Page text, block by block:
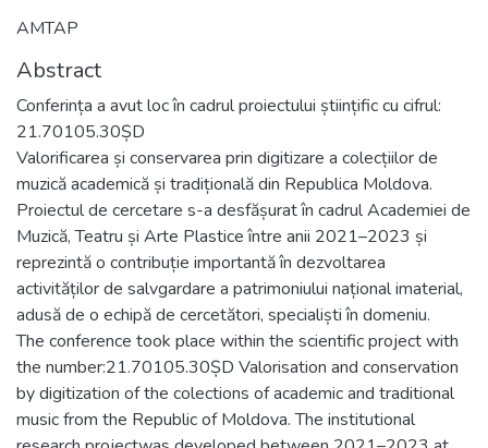
AMTAP
Abstract
Conferința a avut loc în cadrul proiectului științific cu cifrul:
21.70105.30ȘD
Valorificarea și conservarea prin digitizare a colecțiilor de
muzică academică și tradițională din Republica Moldova.
Proiectul de cercetare s-a desfășurat în cadrul Academiei de
Muzică, Teatru și Arte Plastice între anii 2021–2023 și
reprezintă o contribuție importantă în dezvoltarea
activităților de salvgardare a patrimoniului național imaterial,
adusă de o echipă de cercetători, specialiști în domeniu.
The conference took place within the scientific project with
the number:21.70105.30ȘD Valorisation and conservation
by digitization of the colections of academic and traditional
music from the Republic of Moldova. The institutional